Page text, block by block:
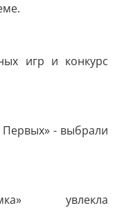
игр и конкурс
Первых» - выбрали
увлекла